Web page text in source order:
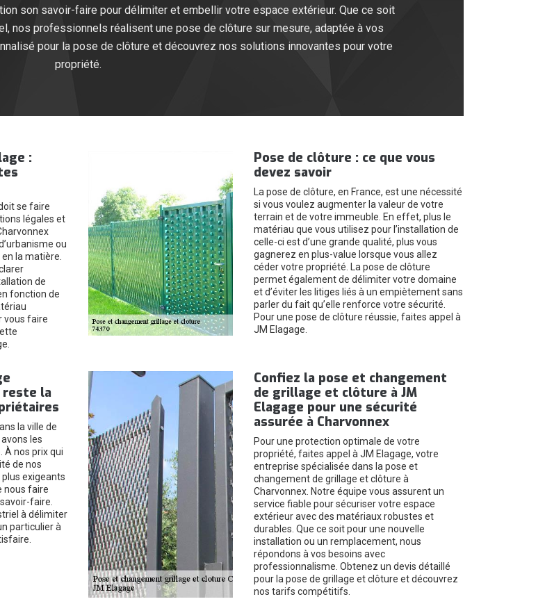
son savoir-faire pour délimiter et embellir votre espace extérieur. Que ce soit
nos professionnels réalisent une pose de clôture sur mesure, adaptée à vos
pour la pose de clôture et découvrez nos solutions innovantes pour votre
propriété.
:
se faire
légales et
ou
la matière.
de
fonction de
vous faire
Pose de clôture : ce que vous
devez savoir
La pose de clôture, en France, est une nécessité
si vous voulez augmenter la valeur de votre
terrain et de votre immeuble. En effet, plus le
matériau que vous utilisez pour l’installation de
celle-ci est d’une grande qualité, plus vous
gagnerez en plus-value lorsque vous allez
céder votre propriété. La pose de clôture
permet également de délimiter votre domaine
et d’éviter les litiges liés à un empiètement sans
parler du fait qu’elle renforce votre sécurité.
Pour une pose de clôture réussie, faites appel à
JM Elagage.
reste la
la ville de
les
À nos prix qui
de nos
exigeants
nous faire
faire.
à délimiter
particulier à
Confiez la pose et changement
de grillage et clôture à JM
Elagage pour une sécurité
assurée à Charvonnex
Pour une protection optimale de votre
propriété, faites appel à JM Elagage, votre
entreprise spécialisée dans la pose et
changement de grillage et clôture à
Charvonnex. Notre équipe vous assurent un
service fiable pour sécuriser votre espace
extérieur avec des matériaux robustes et
durables. Que ce soit pour une nouvelle
installation ou un remplacement, nous
répondons à vos besoins avec
professionnalisme. Obtenez un devis détaillé
pour la pose de grillage et clôture et découvrez
nos tarifs compétitifs.